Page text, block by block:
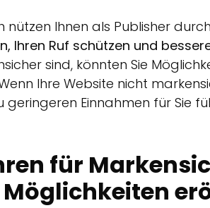
Ihnen als Publisher durch
Ihren Ruf schützen und
sind, könnten Sie
Ihre Website nicht
Einnahmen für Sie
für